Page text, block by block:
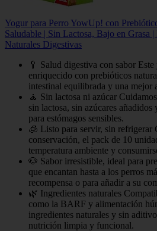
Yogur para Perro YowUp! con
Saludable | Sin Lactosa, Bajo en Grasa
Naturales Digestivas
🥄 Salud digestiva con sabor
enriquecido con prebióticos
intestinal equilibrada y una mejor
🧘 Sin lactosa ni azúcar
sin lactosa, sin azúcares añadidos
para estómagos sensibles.
🧊 Listo para servir, sin refrigerar
conservación, el pack de 10
temperatura ambiente y
🐶 Sabor irresistible, ideal para
que encantan hasta a los perros
recompensa o para añadir a su
🌿 Ingredientes naturales
como la BARF y alimentación
ingredientes naturales y sin
nutrición limpia y funcional.